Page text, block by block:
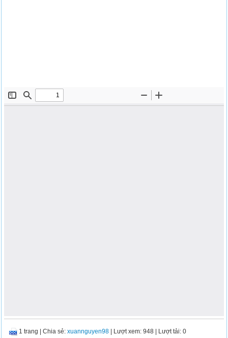
1 trang |Chia sẻ:xuannguyen98 | Lượt xem: 948 | Lượt tải: 0